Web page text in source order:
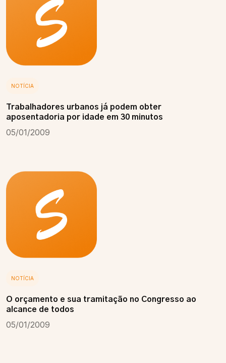
NOTÍCIA
Trabalhadores urbanos já podem obter
aposentadoria por idade em 30 minutos
05/01/2009
NOTÍCIA
O orçamento e sua tramitação no Congresso ao
alcance de todos
05/01/2009